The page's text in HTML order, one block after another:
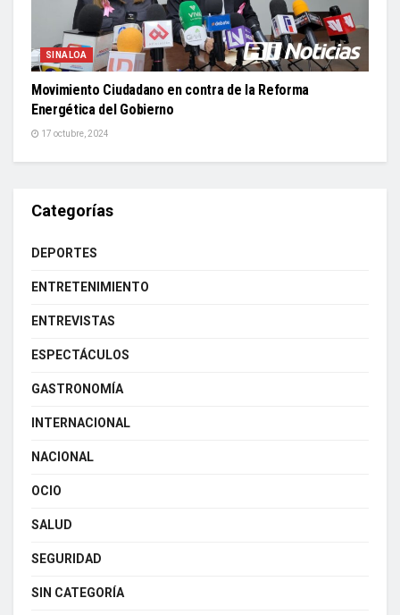
SINALOA
Movimiento Ciudadano en contra de la Reforma
Energética del Gobierno
17 octubre, 2024
Categorías
DEPORTES
ENTRETENIMIENTO
ENTREVISTAS
ESPECTÁCULOS
GASTRONOMÍA
INTERNACIONAL
NACIONAL
OCIO
SALUD
SEGURIDAD
SIN CATEGORÍA